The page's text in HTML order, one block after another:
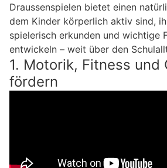
Draussenspielen bietet einen
dem Kinder körperlich aktiv sind,
spielerisch erkunden und wichtige
entwickeln – weit über den
1. Motorik, Fitness und
fördern